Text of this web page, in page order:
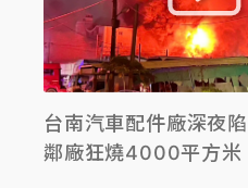
台南汽車配件廠深夜
鄰廠狂燒4000平方